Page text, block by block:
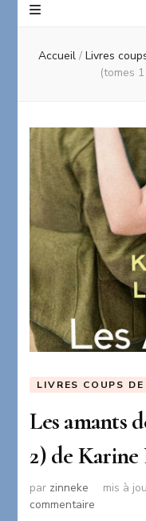
Accueil / Livres
(tomes
LIVRES COUPS DE
Les amants
2) de
par zinneke mis à
commentaire